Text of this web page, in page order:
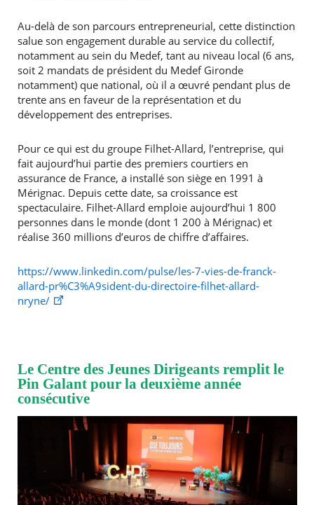
Au-delà de son parcours entrepreneurial, cette distinction
salue son engagement durable au service du collectif,
notamment au sein du Medef, tant au niveau local (6 ans,
soit 2 mandats de président du Medef Gironde
notamment) que national, où il a œuvré pendant plus de
trente ans en faveur de la représentation et du
développement des entreprises.
Pour ce qui est du groupe Filhet-Allard, l’entreprise, qui
fait aujourd’hui partie des premiers courtiers en
assurance de France, a installé son siège en 1991 à
Mérignac. Depuis cette date, sa croissance est
spectaculaire. Filhet-Allard emploie aujourd’hui 1 800
personnes dans le monde (dont 1 200 à Mérignac) et
réalise 360 millions d’euros de chiffre d’affaires.
https://www.linkedin.com/pulse/les-7-vies-de-franck-
allard-pr%C3%A9sident-du-directoire-filhet-allard-
nryne/
Le Centre des Jeunes Dirigeants remplit le
Pin Galant pour la deuxième année
consécutive